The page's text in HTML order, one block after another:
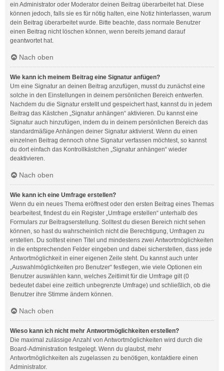
ein Administrator oder Moderator deinen Beitrag überarbeitet hat. Diese
können jedoch, falls sie es für nötig halten, eine Notiz hinterlassen, warum
dein Beitrag überarbeitet wurde. Bitte beachte, dass normale Benutzer
einen Beitrag nicht löschen können, wenn bereits jemand darauf
geantwortet hat.
Nach oben
Wie kann ich meinem Beitrag eine Signatur anfügen?
Um eine Signatur an deinen Beitrag anzufügen, musst du zunächst eine
solche in den Einstellungen in deinem persönlichen Bereich entwerfen.
Nachdem du die Signatur erstellt und gespeichert hast, kannst du in jedem
Beitrag das Kästchen „Signatur anhängen“ aktivieren. Du kannst eine
Signatur auch hinzufügen, indem du in deinem persönlichen Bereich das
standardmäßige Anhängen deiner Signatur aktivierst. Wenn du einen
einzelnen Beitrag dennoch ohne Signatur verfassen möchtest, so kannst
du dort einfach das Kontrollkästchen „Signatur anhängen“ wieder
deaktivieren.
Nach oben
Wie kann ich eine Umfrage erstellen?
Wenn du ein neues Thema eröffnest oder den ersten Beitrag eines Themas
bearbeitest, findest du ein Register „Umfrage erstellen“ unterhalb des
Formulars zur Beitragserstellung. Solltest du diesen Bereich nicht sehen
können, so hast du wahrscheinlich nicht die Berechtigung, Umfragen zu
erstellen. Du solltest einen Titel und mindestens zwei Antwortmöglichkeiten
in die entsprechenden Felder eingeben und dabei sicherstellen, dass jede
Antwortmöglichkeit in einer eigenen Zeile steht. Du kannst auch unter
„Auswahlmöglichkeiten pro Benutzer“ festlegen, wie viele Optionen ein
Benutzer auswählen kann, welches Zeitlimit für die Umfrage gilt (0
bedeutet dabei eine zeitlich unbegrenzte Umfrage) und schließlich, ob die
Benutzer ihre Stimme ändern können.
Nach oben
Wieso kann ich nicht mehr Antwortmöglichkeiten erstellen?
Die maximal zulässige Anzahl von Antwortmöglichkeiten wird durch die
Board-Administration festgelegt. Wenn du glaubst, mehr
Antwortmöglichkeiten als zugelassen zu benötigen, kontaktiere einen
Administrator.